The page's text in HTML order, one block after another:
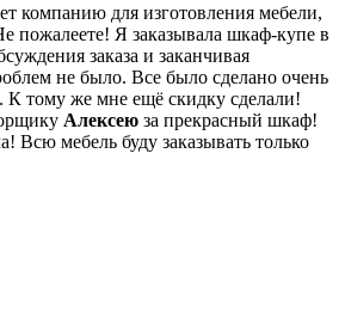
компанию для изготовления мебели,
пожалеете! Я заказывала шкаф-купе в
заказа и заканчивая
не было. Все было сделано очень
К тому же мне ещё скидку сделали!
Алексею за прекрасный шкаф!
Всю мебель буду заказывать только